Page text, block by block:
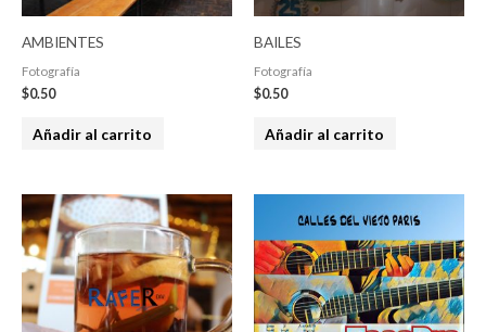
AMBIENTES
Fotografía
$0.50
Añadir al carrito
BAILES
Fotografía
$0.50
Añadir al carrito